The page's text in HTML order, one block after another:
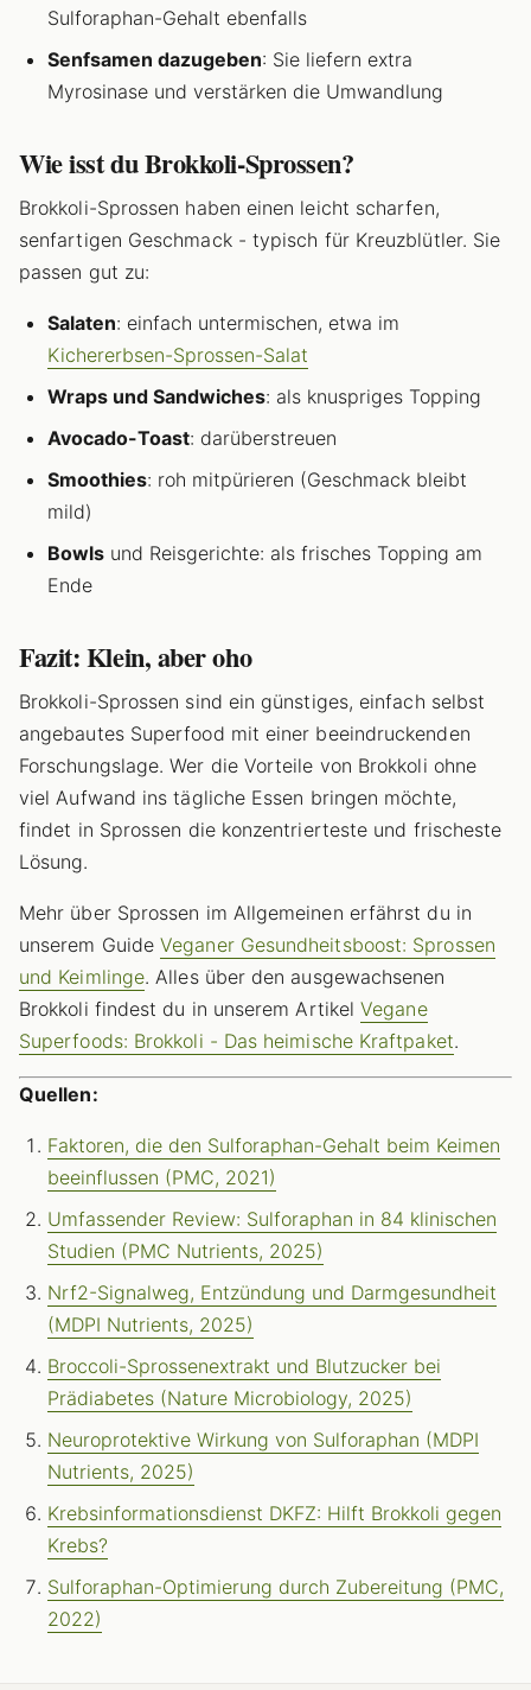
Sulforaphan-Gehalt ebenfalls
Senfsamen dazugeben: Sie liefern extra
Myrosinase und verstärken die Umwandlung
Wie isst du Brokkoli-Sprossen?
Brokkoli-Sprossen haben einen leicht scharfen,
senfartigen Geschmack - typisch für Kreuzblütler. Sie
passen gut zu:
Salaten: einfach untermischen, etwa im
Kichererbsen-Sprossen-Salat
Wraps und Sandwiches: als knuspriges Topping
Avocado-Toast: darüberstreuen
Smoothies: roh mitpürieren (Geschmack bleibt
mild)
Bowls und Reisgerichte: als frisches Topping am
Ende
Fazit: Klein, aber oho
Brokkoli-Sprossen sind ein günstiges, einfach selbst
angebautes Superfood mit einer beeindruckenden
Forschungslage. Wer die Vorteile von Brokkoli ohne
viel Aufwand ins tägliche Essen bringen möchte,
findet in Sprossen die konzentrierteste und frischeste
Lösung.
Mehr über Sprossen im Allgemeinen erfährst du in
unserem GuideVeganer Gesundheitsboost: Sprossen
und Keimlinge. Alles über den ausgewachsenen
Brokkoli findest du in unserem ArtikelVegane
Superfoods: Brokkoli - Das heimische Kraftpaket.
Quellen:
Faktoren, die den Sulforaphan-Gehalt beim Keimen
beeinflussen (PMC, 2021)
Umfassender Review: Sulforaphan in 84 klinischen
Studien (PMC Nutrients, 2025)
Nrf2-Signalweg, Entzündung und Darmgesundheit
(MDPI Nutrients, 2025)
Broccoli-Sprossenextrakt und Blutzucker bei
Prädiabetes (Nature Microbiology, 2025)
Neuroprotektive Wirkung von Sulforaphan (MDPI
Nutrients, 2025)
Krebsinformationsdienst DKFZ: Hilft Brokkoli gegen
Krebs?
Sulforaphan-Optimierung durch Zubereitung (PMC,
2022)